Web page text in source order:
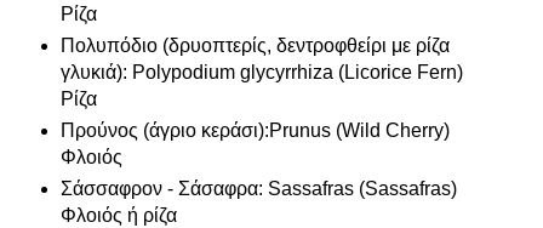
Ρίζα
Πολυπόδιο (δρυοπτερίς, δεντροφθείρι με ρίζα
γλυκιά): Polypodium glycyrrhiza (Licorice Fern)
Ρίζα
Προύνος (άγριο κεράσι):Prunus (Wild Cherry)
Φλοιός
Σάσσαφρον - Σάσαφρα: Sassafras (Sassafras)
Φλοιός ή ρίζα